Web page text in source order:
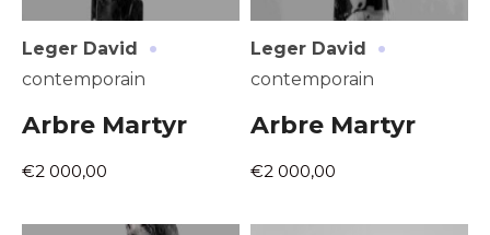
Leger David ·
contemporain
Arbre Martyr
€2 000,00
Leger David ·
contemporain
Arbre Martyr
€2 000,00